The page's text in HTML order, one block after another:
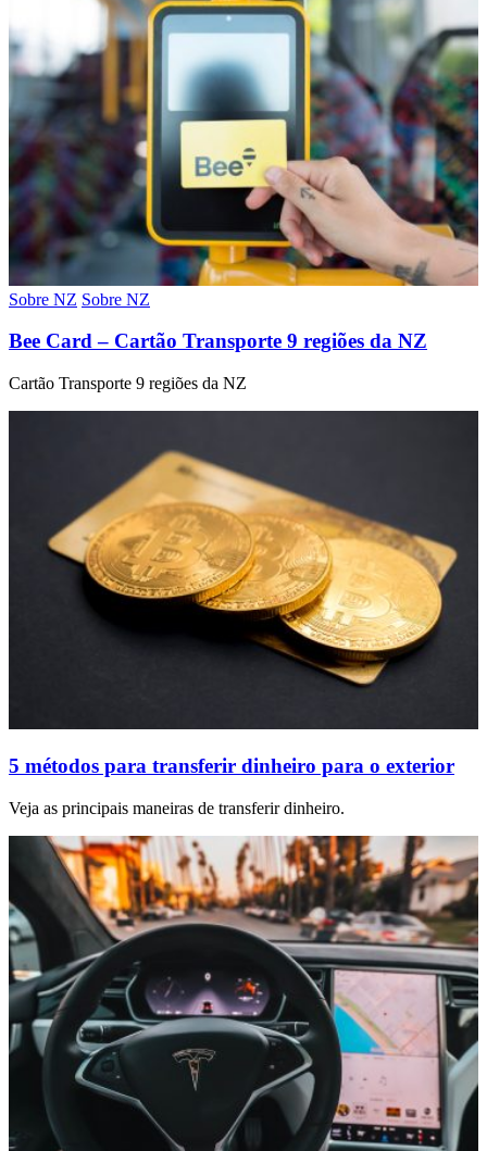
Sobre NZ Sobre NZ
Bee Card – Cartão Transporte 9 regiões da NZ
Cartão Transporte 9 regiões da NZ
5 métodos para transferir dinheiro para o exterior
Veja as principais maneiras de transferir dinheiro.